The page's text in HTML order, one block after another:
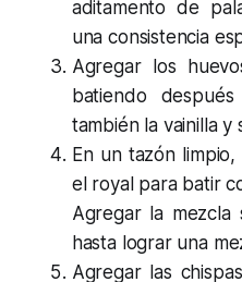
aditamento de
una consistencia
Agregar los
batiendo
también la vainilla y
En un tazón
el royal para batir
Agregar la
hasta lograr una
Agregar las